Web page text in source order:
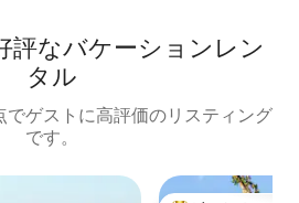
評なバケーションレン
タル
でゲストに高評価のリスティング
です。